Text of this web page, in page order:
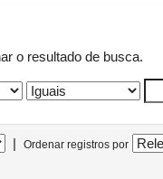
o resultado de busca.
| Ordenar registros por